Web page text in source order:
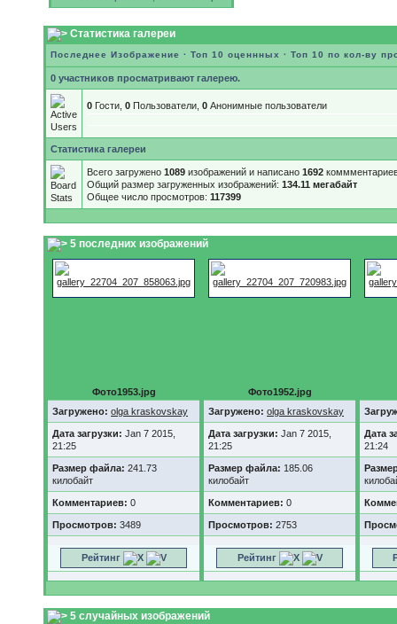
Статистика галереи
Последнее Изображение · Топ 10 оценнных · Топ 10 по кол-ву
0 участников просматривают галерею.
0 Гости, 0 Пользователи, 0 Анонимные пользователи
Статистика галереи
Всего загружено 1089 изображений и написано 1692
Общий размер загруженных изображений: 134.11 мегабайт
Общее число просмотров: 117399
5 последних изображений
Фото1953.jpg
Загружено: olga kraskovskay
Дата загрузки: Jan 7 2015,
21:25
Размер файла: 241.73
килобайт
Комментариев: 0
Просмотров: 3489
Рейтинг
Фото1952.jpg
Загружено: olga kraskovskay
Дата загрузки: Jan 7 2015,
21:25
Размер файла: 185.06
килобайт
Комментариев: 0
Просмотров: 2753
Рейтинг
Дата
21:24
5 случайных изображений